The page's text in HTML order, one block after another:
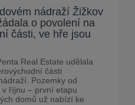
nádraží Žižkov
o povolení na
části, ve hře jsou
Real Estate udělala
části
Pozemky od
v říjnu – první etapu
domů už nabízí ke